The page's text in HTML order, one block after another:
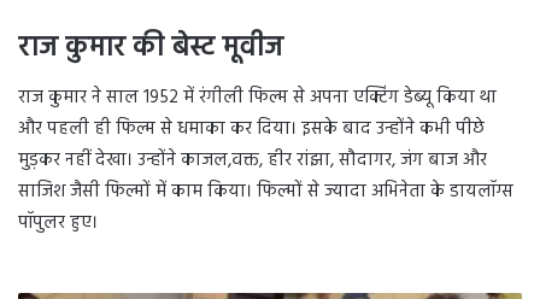
राज कुमार की बेस्ट मूवीज
राज कुमार ने साल 1952 में रंगीली फिल्म से अपना एक्टिंग डेब्यू किया था
और पहली ही फिल्म से धमाका कर दिया। इसके बाद उन्होंने कभी पीछे
मुड़कर नहीं देखा। उन्होंने काजल,वक्त, हीर रांझा, सौदागर, जंग बाज और
साजिश जैसी फिल्मों में काम किया। फिल्मों से ज्यादा अभिनेता के डायलॉग्स
पॉपुलर हुए।